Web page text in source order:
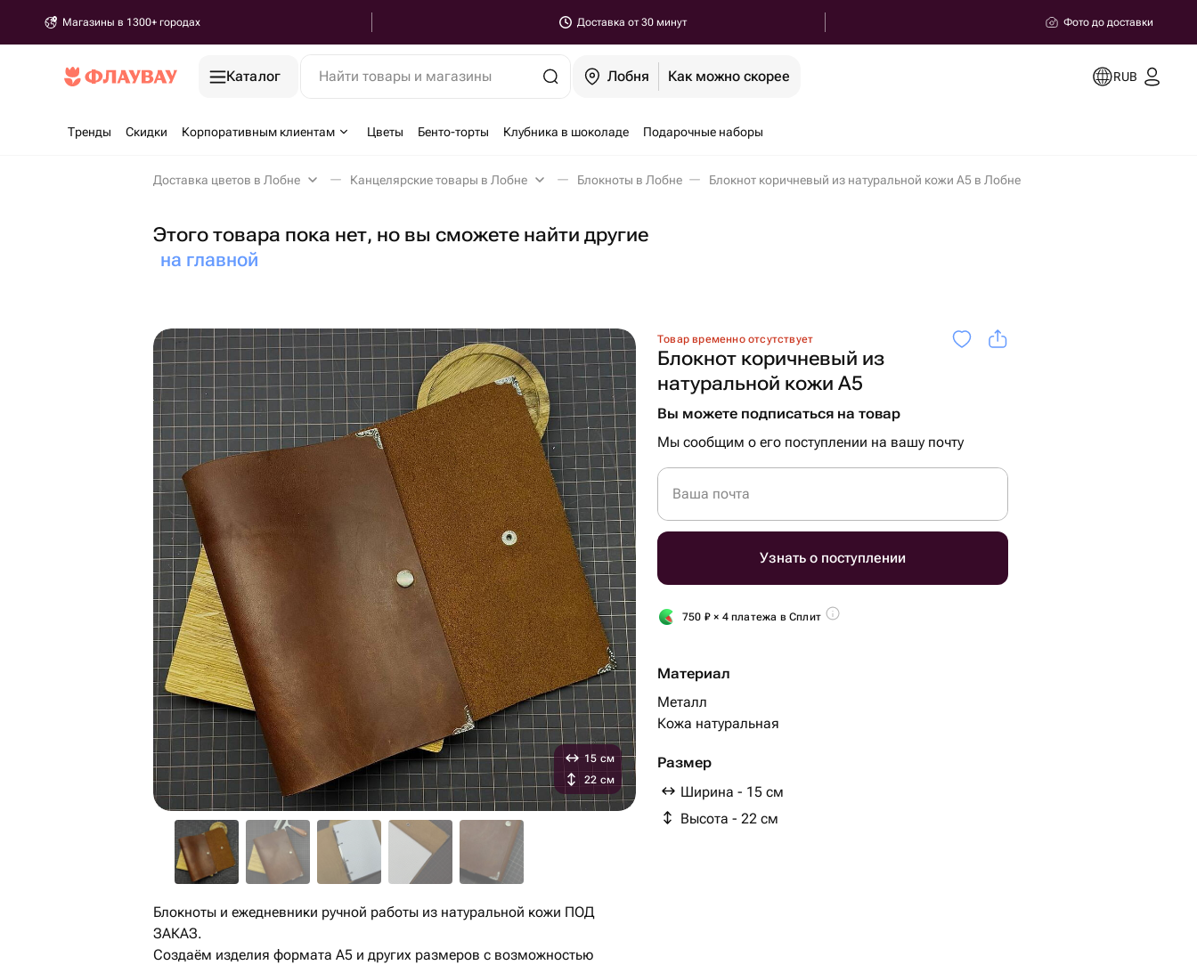
Магазины в 1300+ городах Доставка от 30 минут Фото до доставки
Каталог Найти товары и магазины Лобня Как можно скорее RUB
Тренды Скидки Корпоративным клиентам Цветы Бенто-торты Клубника в шоколаде Подарочные наборы
Доставка цветов в Лобне Канцелярские товары в Лобне Блокноты в Лобне Блокнот коричневый из натуральной кожи А5 в Лобне
Этого товара пока нет, но вы сможете найти другие
на главной
Товар временно отсутствует
Блокнот коричневый из
натуральной кожи А5
Вы можете подписаться на товар
Мы сообщим о его поступлении на вашу почту
Ваша почта
Узнать о поступлении
750 ₽ × 4 платежа в Сплит
Материал
Металл
Кожа натуральная
Размер
Ширина - 15 см
Высота - 22 см
15 см
22 см
Блокноты и ежедневники ручной работы из натуральной кожи ПОД
ЗАКАЗ.
Создаём изделия формата A5 и других размеров с возможностью